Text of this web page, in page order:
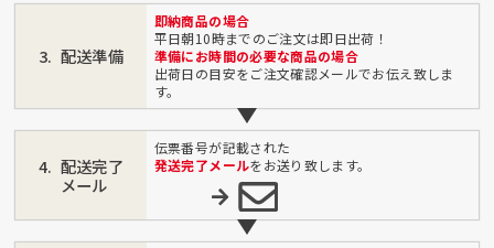
配送準備
即納商品の場合
平日朝10時までのご注文は即日出荷！
準備にお時間の必要な商品の場合
出荷日の目安をご注文確認メールでお伝え致しま
す。
配送完了
メール
伝票番号が記載された
発送完了メールをお送り致します。